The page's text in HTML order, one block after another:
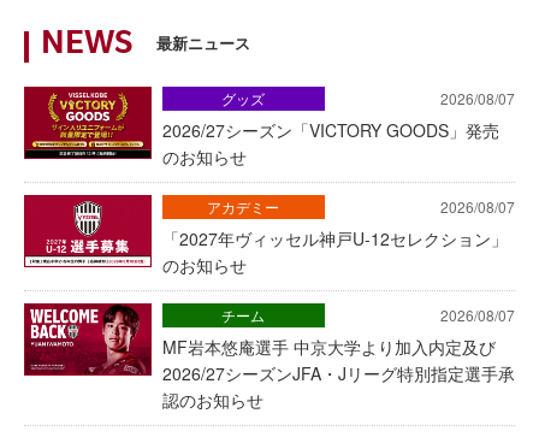
NEWS 最新ニュース
2026/08/07
2026/27シーズン「VICTORY GOODS」発売
のお知らせ
グッズ
2026/08/07
「2027年ヴィッセル神戸U-12セレクション」
のお知らせ
アカデミー
2026/08/07
MF岩本悠庵選手 中京大学より加入内定及び
2026/27シーズンJFA・Jリーグ特別指定選手承
認のお知らせ
チーム